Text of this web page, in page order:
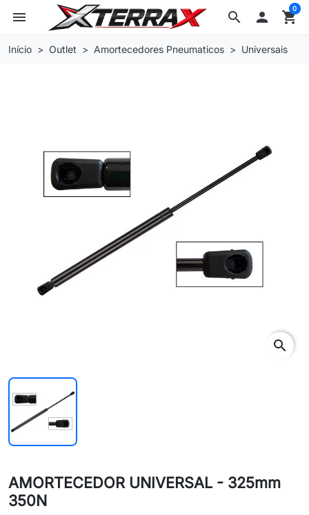
search
menu  shopping_cart
0
Início Outlet Amortecedores Pneumaticos Universais
search
AMORTECEDOR UNIVERSAL - 325mm
350N